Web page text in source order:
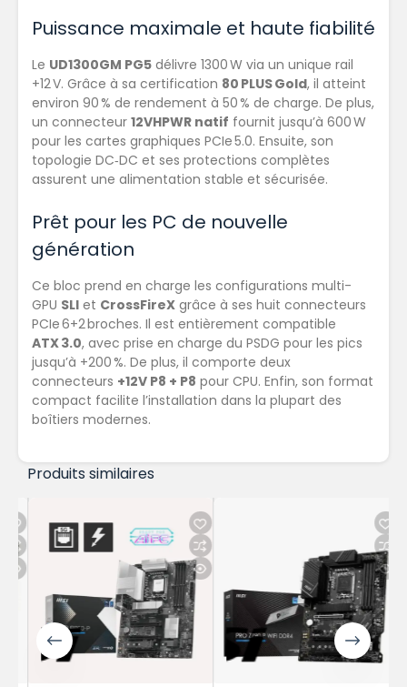
Puissance maximale et haute fiabilité
Le UD1300GM PG5 délivre 1300 W via un unique rail
+12 V. Grâce à sa certification 80 PLUS Gold, il atteint
environ 90 % de rendement à 50 % de charge. De plus,
un connecteur 12VHPWR natif fournit jusqu’à 600 W
pour les cartes graphiques PCIe 5.0. Ensuite, son
topologie DC‑DC et ses protections complètes
assurent une alimentation stable et sécurisée.
Prêt pour les PC de nouvelle
génération
Ce bloc prend en charge les configurations multi-
GPU SLI et CrossFireX grâce à ses huit connecteurs
PCIe 6+2 broches. Il est entièrement compatible
ATX 3.0, avec prise en charge du PSDG pour les pics
jusqu’à +200 %. De plus, il comporte deux
connecteurs +12V P8 + P8 pour CPU. Enfin, son format
compact facilite l’installation dans la plupart des
boîtiers modernes.
Produits similaires